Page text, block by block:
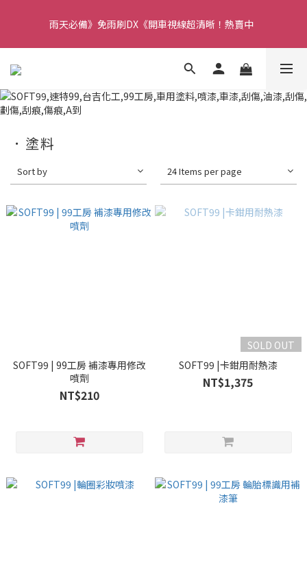
聯絡我們確認。
雨天必備》免雨刷DX《開車視線超清晰！熱賣中
【重要】本公司不會在假日、非上班時段以電話連絡，若有疑慮請
．塗料
Sort by 24 Items per page
SOFT99 | 99工房 補漆專用修改
噴劑
NT$210
SOLD OUT
SOFT99 |卡鉗用耐熱漆
NT$1,375